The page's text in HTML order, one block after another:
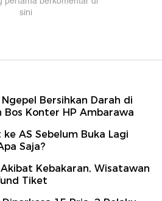
Bersihkan Darah di
Bos Konter HP Ambarawa
ke AS Sebelum Buka Lagi
Saja?
Kebakaran, Wisatawan
Tiket